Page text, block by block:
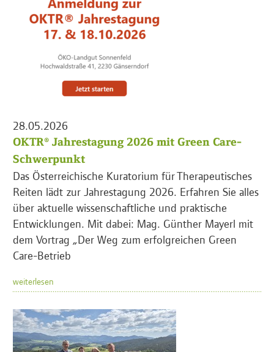
28.05.2026
OKTR® Jahrestagung 2026 mit Green Care-
Schwerpunkt
Das Österreichische Kuratorium für Therapeutisches
Reiten lädt zur Jahrestagung 2026. Erfahren Sie alles
über aktuelle wissenschaftliche und praktische
Entwicklungen. Mit dabei: Mag. Günther Mayerl mit
dem Vortrag „Der Weg zum erfolgreichen Green
Care-Betrieb
weiterlesen